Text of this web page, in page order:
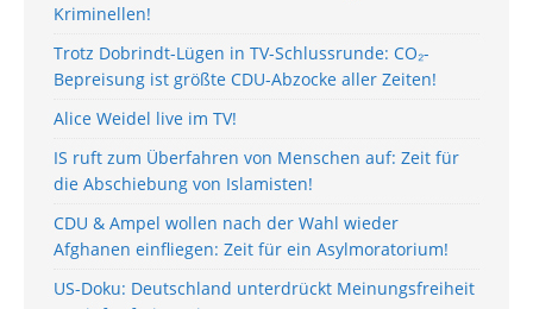
Kriminellen!
Trotz Dobrindt-Lügen in TV-Schlussrunde: CO₂-
Bepreisung ist größte CDU-Abzocke aller Zeiten!
Alice Weidel live im TV!
IS ruft zum Überfahren von Menschen auf: Zeit für
die Abschiebung von Islamisten!
CDU & Ampel wollen nach der Wahl wieder
Afghanen einfliegen: Zeit für ein Asylmoratorium!
US-Doku: Deutschland unterdrückt Meinungsfreiheit